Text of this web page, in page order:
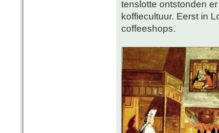
tenslotte ontstonden
koffiecultuur. Eerst in
coffeeshops.